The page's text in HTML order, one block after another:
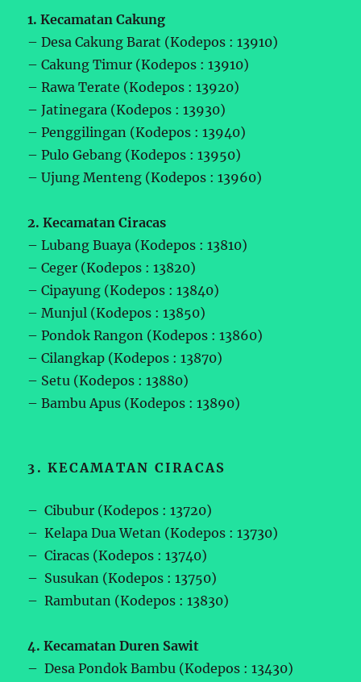
1. Kecamatan Cakung
– Desa Cakung Barat (Kodepos : 13910)
– Cakung Timur (Kodepos : 13910)
– Rawa Terate (Kodepos : 13920)
– Jatinegara (Kodepos : 13930)
– Penggilingan (Kodepos : 13940)
– Pulo Gebang (Kodepos : 13950)
– Ujung Menteng (Kodepos : 13960)
2. Kecamatan Ciracas
– Lubang Buaya (Kodepos : 13810)
– Ceger (Kodepos : 13820)
– Cipayung (Kodepos : 13840)
– Munjul (Kodepos : 13850)
– Pondok Rangon (Kodepos : 13860)
– Cilangkap (Kodepos : 13870)
– Setu (Kodepos : 13880)
– Bambu Apus (Kodepos : 13890)
3. KECAMATAN CIRACAS
– Cibubur (Kodepos : 13720)
– Kelapa Dua Wetan (Kodepos : 13730)
– Ciracas (Kodepos : 13740)
– Susukan (Kodepos : 13750)
– Rambutan (Kodepos : 13830)
4. Kecamatan Duren Sawit
– Desa Pondok Bambu (Kodepos : 13430)